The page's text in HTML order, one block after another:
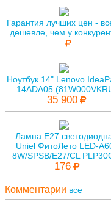
Гарантия лучших цен -
дешевле, чем у
Ноутбук 14" Lenovo
14ADA05
35 900
Лампа E27
Uniel ФитоЛето LED-
8W/SPSB/E27/CL
176
Комментарии все